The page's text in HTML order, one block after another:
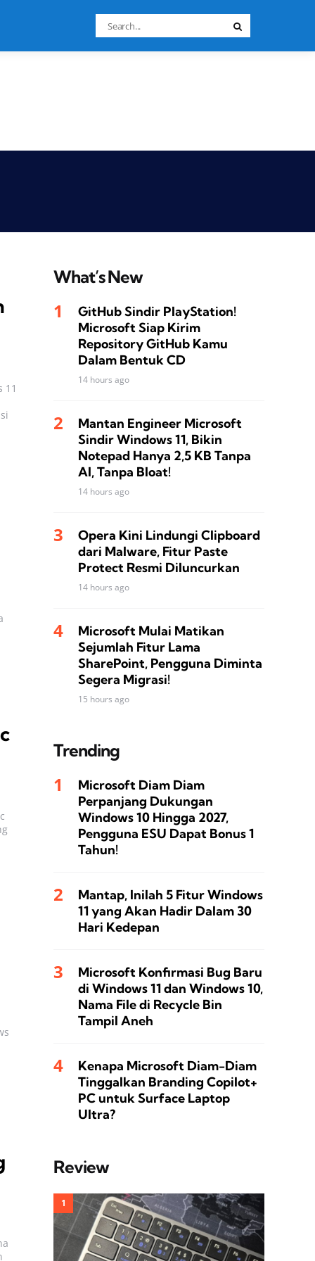
Search
for:
11
What’s New
GitHub Sindir PlayStation!
Microsoft Siap Kirim
Repository GitHub Kamu
Dalam Bentuk CD
14 hours ago
Mantan Engineer Microsoft
Sindir Windows 11, Bikin
Notepad Hanya 2,5 KB Tanpa
AI, Tanpa Bloat!
14 hours ago
Opera Kini Lindungi Clipboard
dari Malware, Fitur Paste
Protect Resmi Diluncurkan
14 hours ago
Microsoft Mulai Matikan
Sejumlah Fitur Lama
SharePoint, Pengguna Diminta
Segera Migrasi!
15 hours ago
Trending
Microsoft Diam Diam
Perpanjang Dukungan
Windows 10 Hingga 2027,
Pengguna ESU Dapat Bonus 1
Tahun!
Mantap, Inilah 5 Fitur Windows
11 yang Akan Hadir Dalam 30
Hari Kedepan
Microsoft Konfirmasi Bug Baru
di Windows 11 dan Windows 10,
Nama File di Recycle Bin
Tampil Aneh
Kenapa Microsoft Diam-Diam
Tinggalkan Branding Copilot+
PC untuk Surface Laptop
Ultra?
Review